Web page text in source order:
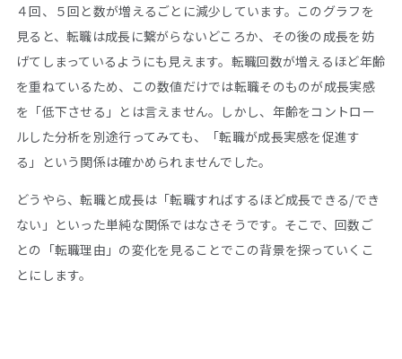
４回、５回と数が増えるごとに減少しています。このグラフを
見ると、転職は成長に繋がらないどころか、その後の成長を妨
げてしまっているようにも見えます。転職回数が増えるほど年齢
を重ねているため、この数値だけでは転職そのものが成長実感
を「低下させる」とは言えません。しかし、年齢をコントロー
ルした分析を別途行ってみても、「転職が成長実感を促進す
る」という関係は確かめられませんでした。
どうやら、転職と成長は「転職すればするほど成長できる/でき
ない」といった単純な関係ではなさそうです。そこで、回数ご
との「転職理由」の変化を見ることでこの背景を探っていくこ
とにします。